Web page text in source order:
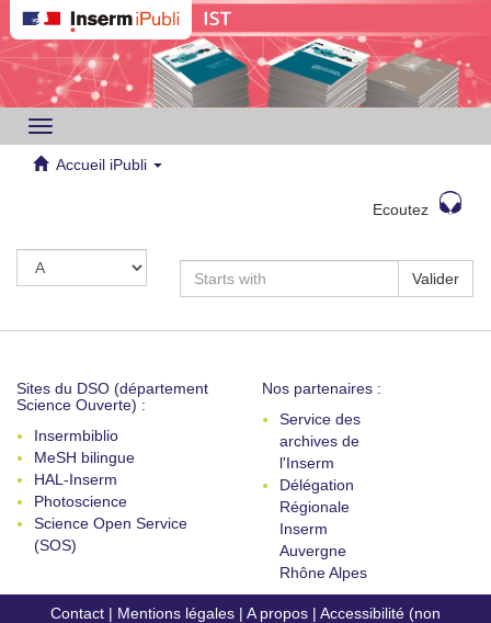
Toggle
navigation
Accueil iPubli
Ecoutez
Valider
Sites du DSO (département
Science Ouverte) :
Insermbiblio
MeSH bilingue
HAL-Inserm
Photoscience
Science Open Service
(SOS)
Nos partenaires :
Service des
archives de
l'Inserm
Délégation
Régionale
Inserm
Auvergne
Rhône Alpes
Contact | Mentions légales | A propos | Accessibilité (non